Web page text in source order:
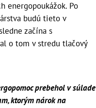
energopoukážok. Po
budú tieto v
začína s
o tom v stredu tlačový
prebehol v súlade
ktorým nárok na